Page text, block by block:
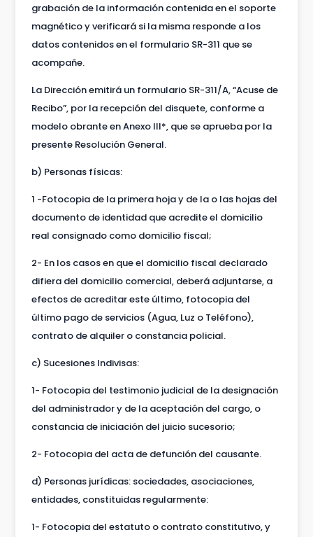
grabación de la información contenida en el soporte
magnético y verificará si la misma responde a los
datos contenidos en el formulario SR-311 que se
acompañe.
La Dirección emitirá un formulario SR-311/A, “Acuse de
Recibo”, por la recepción del disquete, conforme a
modelo obrante en Anexo III*, que se aprueba por la
presente Resolución General.
b) Personas físicas:
1 -Fotocopia de la primera hoja y de la o las hojas del
documento de identidad que acredite el domicilio
real consignado como domicilio fiscal;
2- En los casos en que el domicilio fiscal declarado
difiera del domicilio comercial, deberá adjuntarse, a
efectos de acreditar este último, fotocopia del
último pago de servicios (Agua, Luz o Teléfono),
contrato de alquiler o constancia policial.
c) Sucesiones Indivisas:
1- Fotocopia del testimonio judicial de la designación
del administrador y de la aceptación del cargo, o
constancia de iniciación del juicio sucesorio;
2- Fotocopia del acta de defunción del causante.
d) Personas jurídicas: sociedades, asociaciones,
entidades, constituidas regularmente:
1- Fotocopia del estatuto o contrato constitutivo, y